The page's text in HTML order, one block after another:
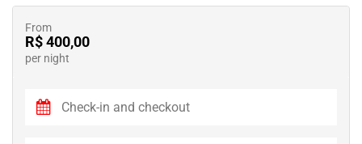
From
R$ 400,00
per night